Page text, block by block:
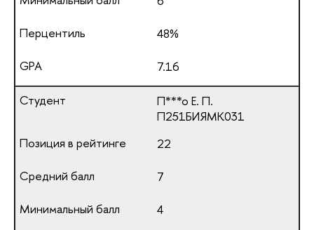
48%
7.16
П***о Е. П.
П251БИЯМК031
22
7
4